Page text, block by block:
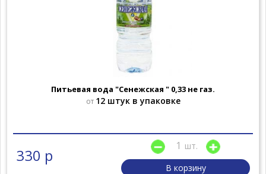
Питьевая вода "Сенежская " 0,33 не газ.
от 12 штук в упаковке
330 р
шт.
В корзину